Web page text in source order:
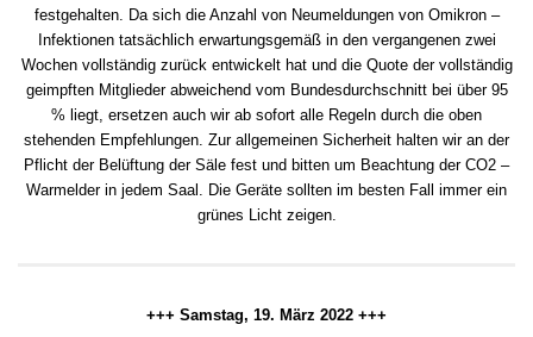
festgehalten. Da sich die Anzahl von Neumeldungen von Omikron –
Infektionen tatsächlich erwartungsgemäß in den vergangenen zwei
Wochen vollständig zurück entwickelt hat und die Quote der vollständig
geimpften Mitglieder abweichend vom Bundesdurchschnitt bei über 95
% liegt, ersetzen auch wir ab sofort alle Regeln durch die oben
stehenden Empfehlungen. Zur allgemeinen Sicherheit halten wir an der
Pflicht der Belüftung der Säle fest und bitten um Beachtung der CO2 –
Warmelder in jedem Saal. Die Geräte sollten im besten Fall immer ein
grünes Licht zeigen.
+++ Samstag, 19. März 2022 +++